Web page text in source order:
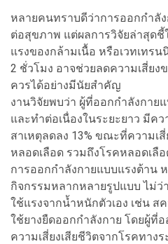
หลายคนทราบดีว่าการออกกำลั
ต่อสุขภาพ แต่ผลการวิจัยล่าสุดชี้
แรงของกล้ามเนื้อ หรือเวทเทร
2 ชั่วโมง อาจช่วยลดความเสี่ยง
ควรได้อย่างมีนัยสำคัญ
งานวิจัยพบว่า ผู้ที่ออกกำลังกาย
และทำต่อเนื่องในระยะยาว มีคว
สาเหตุลดลง 13% ขณะที่ความเ
หลอดเลือด รวมถึงโรคหลอดเลื
การออกกำลังกายแบบแรงต้าน
กิจกรรมหลากหลายรูปแบบ ไม่ว่
ใช้แรงจากน้ำหนักตัวเอง เช่น ส
ใช้ยางยืดออกกำลังกาย โดยผู้ที่
ความเสี่ยงเสียชีวิตจากโรคทาง